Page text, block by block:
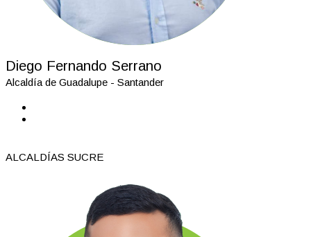
Diego Fernando Serrano
Alcaldía de Guadalupe - Santander
ALCALDÍAS SUCRE